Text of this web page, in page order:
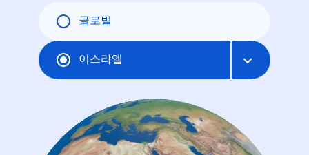
글로벌
이스라엘